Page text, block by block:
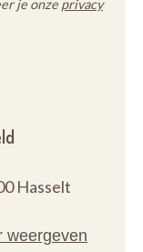
je onze privacy
Hasselt